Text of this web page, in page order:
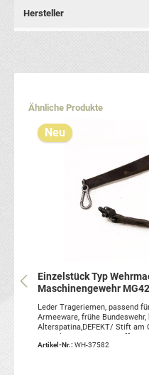
Hersteller
Produktgalerie überspringen
Ähnliche Produkte
Neu
Einzelstück Typ
Maschinengewehr
Leder Trageriemen, passend
Armeeware, frühe
Alterspatina,DEFEKT/ Stift
gebraucht, Armeeware
Artikel-Nr.: WH-37582